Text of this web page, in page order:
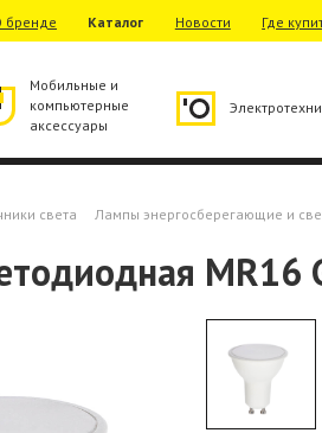
бренде Каталог Новости Где
Мобильные и
компьютерные
аксессуары
света Лампы энергосберегающие и
MR16